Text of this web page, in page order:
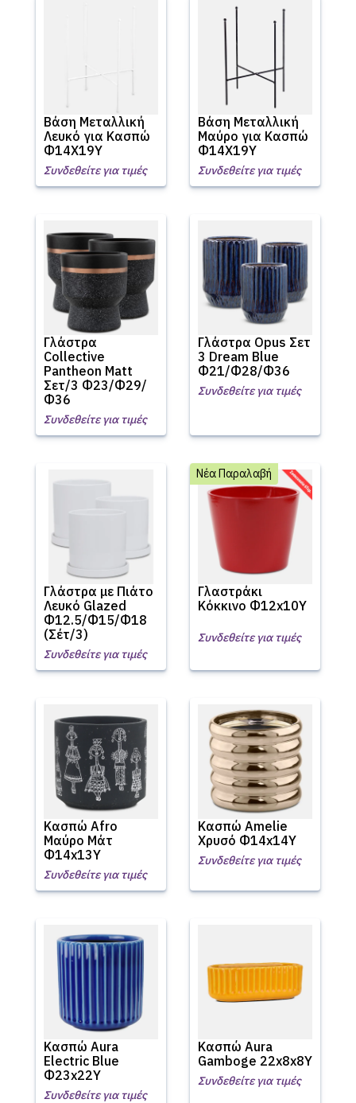
Βάση Μεταλλική
Λευκό για Κασπώ
Φ14X19Υ
Συνδεθείτε για τιμές
Βάση Μεταλλική
Μαύρο για Κασπώ
Φ14X19Υ
Συνδεθείτε για τιμές
Γλάστρα
Collective
Pantheon Matt
Σετ/3 Φ23/Φ29/
Φ36
Συνδεθείτε για τιμές
Γλάστρα Opus Σετ
3 Dream Blue
Φ21/Φ28/Φ36
Συνδεθείτε για τιμές
Γλάστρα με Πιάτο
Λευκό Glazed
Φ12.5/Φ15/Φ18
(Σέτ/3)
Συνδεθείτε για τιμές
Γλαστράκι
Κόκκινο Φ12x10Υ
Νέα Παραλαβή
Συνδεθείτε για τιμές
Κασπώ Afro
Μαύρο Μάτ
Φ14x13Υ
Συνδεθείτε για τιμές
Κασπώ Amelie
Χρυσό Φ14x14Υ
Συνδεθείτε για τιμές
Κασπώ Aura
Electric Blue
Φ23x22Υ
Συνδεθείτε για τιμές
Κασπώ Aura
Gamboge 22x8x8Υ
Συνδεθείτε για τιμές